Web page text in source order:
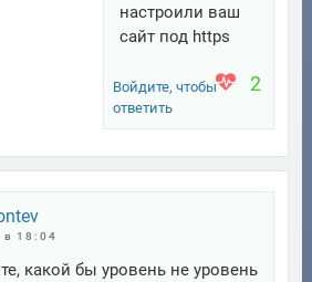
настроили ваш
сайт под https
2
Войдите, чтобы
ответить
в 18:04
какой бы уровень не уровень